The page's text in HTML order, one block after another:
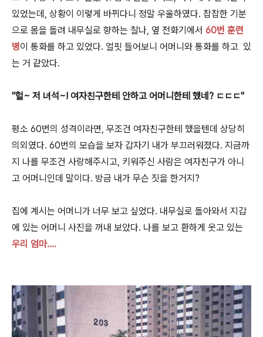
있었는데, 상황이 이렇게 바뀌다니 정말 우울하였다. 찹찹한 기분
으로 몸을 돌려 내무실로 향하는 찰나, 옆 전화기에서 60번 훈련
병이 통화를 하고 있었다. 얼핏 들어보니 어머니와 통화를 하고 있
는 거 같았다.
"헐~ 저 녀석~! 여자친구한테 안하고 어머니한테 했네? ㄷㄷㄷ"
평소 60번의 성격이라면, 무조건 여자친구한테 했을텐데 상당히
의외였다. 60번의 모습을 보자 갑자기 내가 부끄러워졌다. 지금까
지 나를 무조건 사랑해주시고, 키워주신 사람은 여자친구가 아니
고 어머니인데 말이다. 방금 내가 무슨 짓을 한거지?
집에 계시는 어머니가 너무 보고 싶었다. 내무실로 돌아와서 지갑
에 있는 어머니 사진을 꺼내 보았다. 나를 보고 환하게 웃고 있는
우리 엄마....